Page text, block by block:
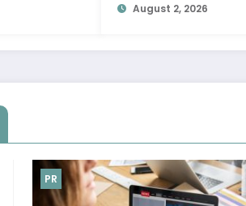
August 2, 2026
PR